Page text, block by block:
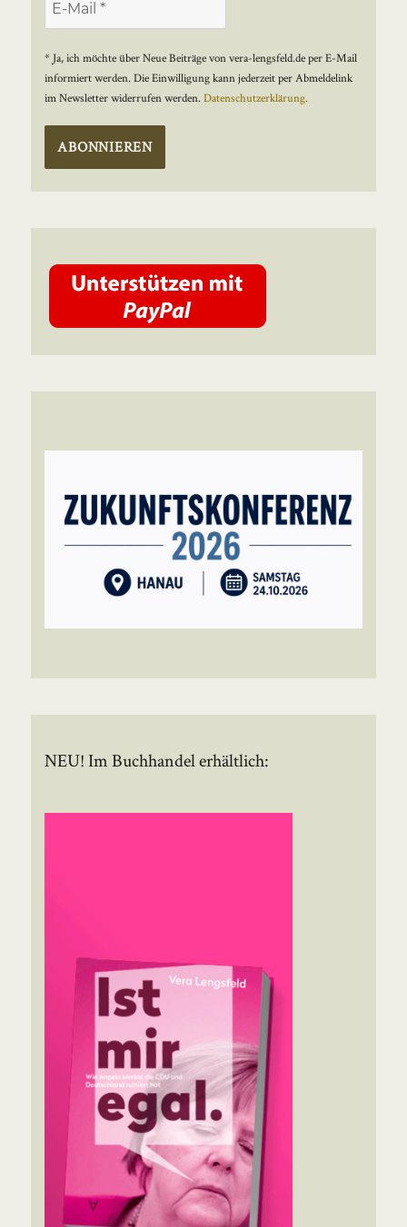
* Ja, ich möchte über Neue Beiträge von vera-lengsfeld.de per E-Mail
informiert werden. Die Einwilligung kann jederzeit per Abmeldelink
im Newsletter widerrufen werden.Datenschutzerklärung.
NEU! Im Buchhandel erhältlich: